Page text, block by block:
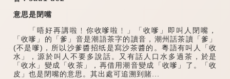
意思是閉嘴
「唔好再講啦﹗你收嗲啦﹗」「收嗲」即叫人閉嘴，
「收嗲」的「爹」音是潮語茶字的讀音，潮州話茶讀「爹」
(不是嗲)，所以沙爹醬招纸是寫沙茶醬的。粵語有叫人「收
水」，源於叫人不要多說話。又有話人口水多過茶，於是
「收水」變成「收茶」，再借用潮音變成「收嗲」了。「收
皮」也是閉嘴的意思。其出處可追溯到賭...